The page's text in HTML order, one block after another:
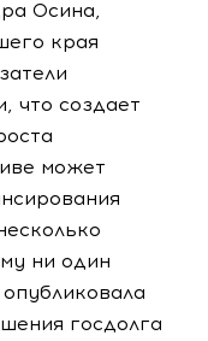
Осина,
края
что создает
может
ни один
госдолга